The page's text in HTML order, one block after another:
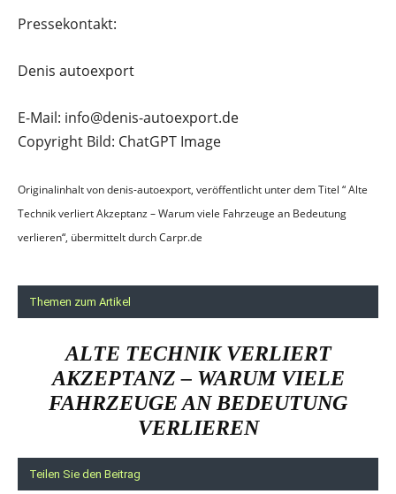
Pressekontakt:
Denis autoexport
E-Mail: info@denis-autoexport.de
Copyright Bild: ChatGPT Image
Originalinhalt von denis-autoexport, veröffentlicht unter dem Titel “ Alte
Technik verliert Akzeptanz – Warum viele Fahrzeuge an Bedeutung
verlieren“, übermittelt durch Carpr.de
Themen zum Artikel
ALTE TECHNIK VERLIERT
AKZEPTANZ – WARUM VIELE
FAHRZEUGE AN BEDEUTUNG
VERLIEREN
Teilen Sie den Beitrag